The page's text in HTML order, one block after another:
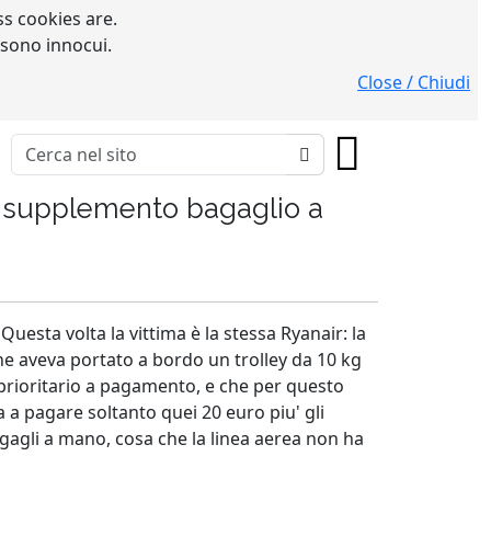
cookies are.
innocui.
Close / Chiudi
bagaglio a
volta la vittima è la stessa Ryanair: la
aveva portato a bordo un trolley da 10 kg
a pagamento, e che per questo
pagare soltanto quei 20 euro piu' gli
a mano, cosa che la linea aerea non ha